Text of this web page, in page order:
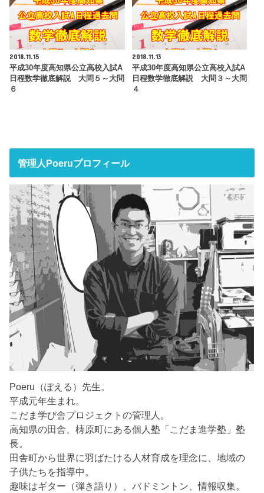
2018.11.15
平成30年度高知県公立高校入試A
日程数学徹底解説 大問５～大問
６
2018.11.13
平成30年度高知県公立高校入試A
日程数学徹底解説 大問３～大問
４
管理人Poeruプロフィール
Poeru（ぽえる）先生。
平成元年生まれ。
こだま学び舎プロジェクトの管理人。
高知県の田舎、梼原町にある個人塾「こだま進学塾」塾
長。
田舎町から世界に羽ばたける人材育成を理念に、地域の
子供たちを指導中。
趣味はギター（弾き語り）、バドミントン、情報収集。